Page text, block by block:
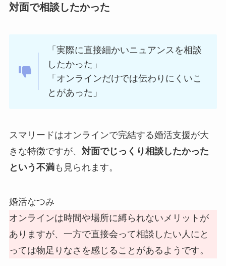
対面で相談したかった
「実際に直接細かいニュアンスを相談
したかった」
「オンラインだけでは伝わりにくいこ
とがあった」
スマリードはオンラインで完結する婚活支援が大
きな特徴ですが、 対面でじっくり相談したかった
という不満も見られます。
婚活なつみ
オンラインは時間や場所に縛られないメリットが
ありますが、一方で直接会って相談したい人にと
っては物足りなさを感じることがあるようです。